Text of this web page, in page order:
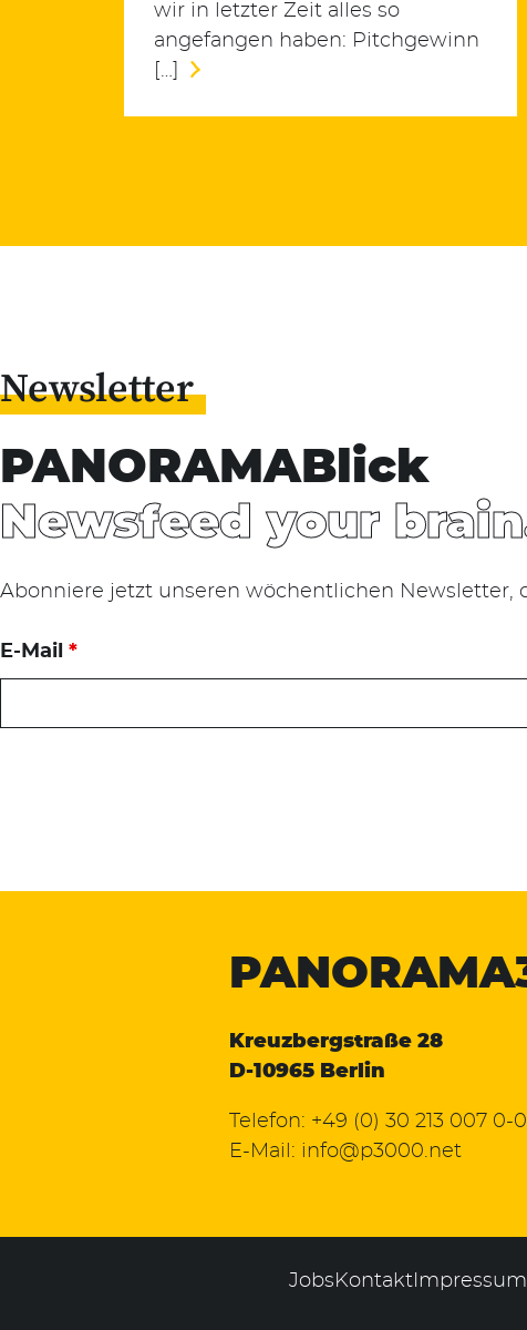
wir in letzter Zeit alles so
angefangen haben: Pitchgewinn
[…]
Newsletter
PANORAMABlick
Newsfeed your
Abonniere jetzt unseren wöchentlichen Newsletter,
E-Mail *
Kreuzbergstraße 28
D-10965 Berlin
Telefon: +49 (0) 30 213 007 0-0
E-Mail: info@p3000.net
Jobs KontaktImpressum